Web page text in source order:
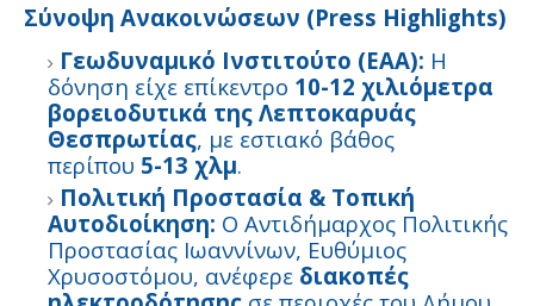
Σύνοψη Ανακοινώσεων (Press Highlights)
Γεωδυναμικό Ινστιτούτο (ΕΑΑ): Η
δόνηση είχε επίκεντρο 10-12 χιλιόμετρα
βορειοδυτικά της Λεπτοκαρυάς
Θεσπρωτίας, με εστιακό βάθος
περίπου 5-13 χλμ.
Πολιτική Προστασία & Τοπική
Αυτοδιοίκηση: Ο Αντιδήμαρχος Πολιτικής
Προστασίας Ιωαννίνων, Ευθύμιος
Χρυσοστόμου, ανέφερε διακοπές